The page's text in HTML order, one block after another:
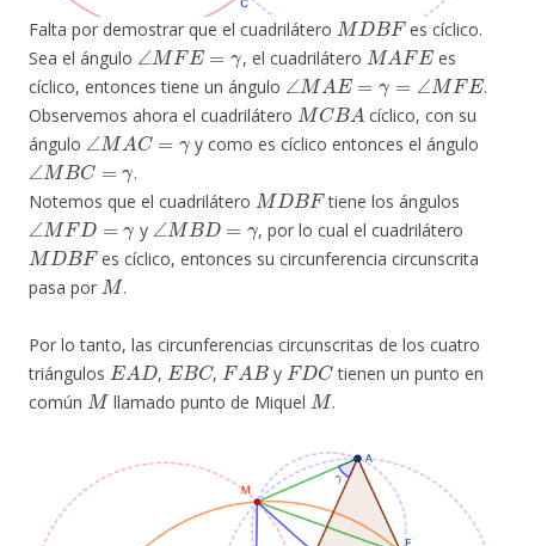
Falta por demostrar que el cuadrilátero
MDBF
es cíclico.
Sea el ángulo
∠MFE=γ
, el cuadrilátero
MAFE
es
cíclico, entonces tiene un ángulo
∠MAE=γ=∠M FE
.
Observemos ahora el cuadrilátero
MCBA
cíclico, con su
ángulo
∠MAC=γ
y como es cíclico entonces el ángulo
∠MBC=γ
.
Notemos que el cuadrilátero
MDBF
tiene los ángulos
∠MFD= γ
y
∠MBD=γ
, por lo cual el cuadrilátero
MDBF
es cíclico, entonces su circunferencia circunscrita
pasa por
M
.
Por lo tanto, las circunferencias circunscritas de los cuatro
triángulos
EAD
,
EBC
,
FAB
y
FDC
tienen un punto en
común
M
llamado punto de Miquel
M
.